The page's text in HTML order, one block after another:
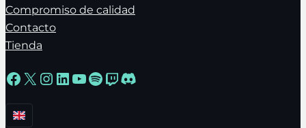
Compromiso de calidad
Contacto
Tienda
Facebook
X Instagram
LinkedIn
YouTube
Spotify
Twitch
Discord